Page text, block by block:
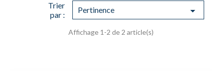
Trier
par :
Pertinence 
Affichage 1-2 de 2 article(s)